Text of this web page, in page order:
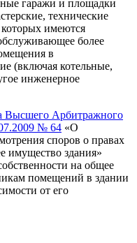
гаражи и площадки
технические
имеются
более
в
(включая котельные,
инженерное
Высшего Арбитражного
№ 64 «О
споров о правах
имущество здания»
на общее
помещений в здании
от его